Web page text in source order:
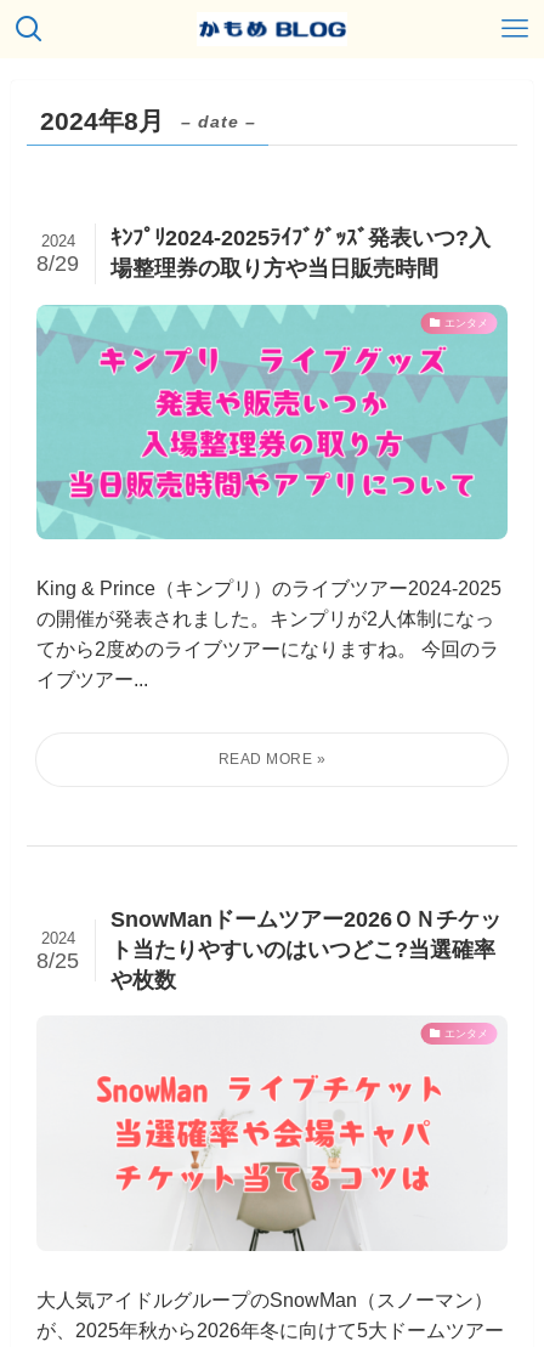
2024年8月 – date –
ｷﾝﾌﾟﾘ2024-2025ﾗｲﾌﾞｸﾞｯｽﾞ発表いつ?入
場整理券の取り方や当日販売時間
2024
8/29
エンタメ
King & Prince（キンプリ）のライブツアー2024-2025
の開催が発表されました。キンプリが2人体制になっ
てから2度めのライブツアーになりますね。 今回のラ
イブツアー...
SnowManドームツアー2026ＯＮチケッ
ト当たりやすいのはいつどこ?当選確率
や枚数
2024
8/25
エンタメ
大人気アイドルグループのSnowMan（スノーマン）
が、2025年秋から2026年冬に向けて5大ドームツアー